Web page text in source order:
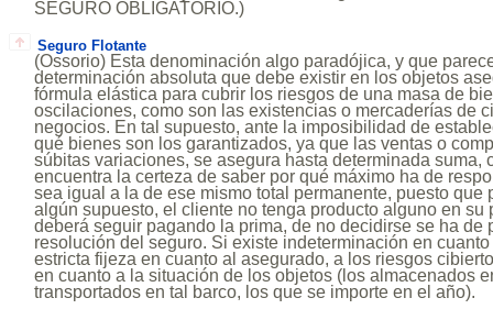
SEGURO OBLIGATORIO.)
Seguro Flotante
(Ossorio) Esta denominación algo paradójica, y que
determinación absoluta que debe existir en los objetos
fórmula elástica para cubrir los riesgos de una masa de
oscilaciones, como son las existencias o mercaderías de
negocios. En tal supuesto, ante la imposibilidad de
qué bienes son los garantizados, ya que las ventas o
súbitas variaciones, se asegura hasta determinada suma,
encuentra la certeza de saber por qué máximo ha de
sea igual a la de ese mismo total permanente, puesto que
algún supuesto, el cliente no tenga producto alguno en su
deberá seguir pagando la prima, de no decidirse se ha de
resolución del seguro. Si existe indeterminación en
estricta fijeza en cuanto al asegurado, a los riesgos
en cuanto a la situación de los objetos (los almacenados
transportados en tal barco, los que se importe en el año).